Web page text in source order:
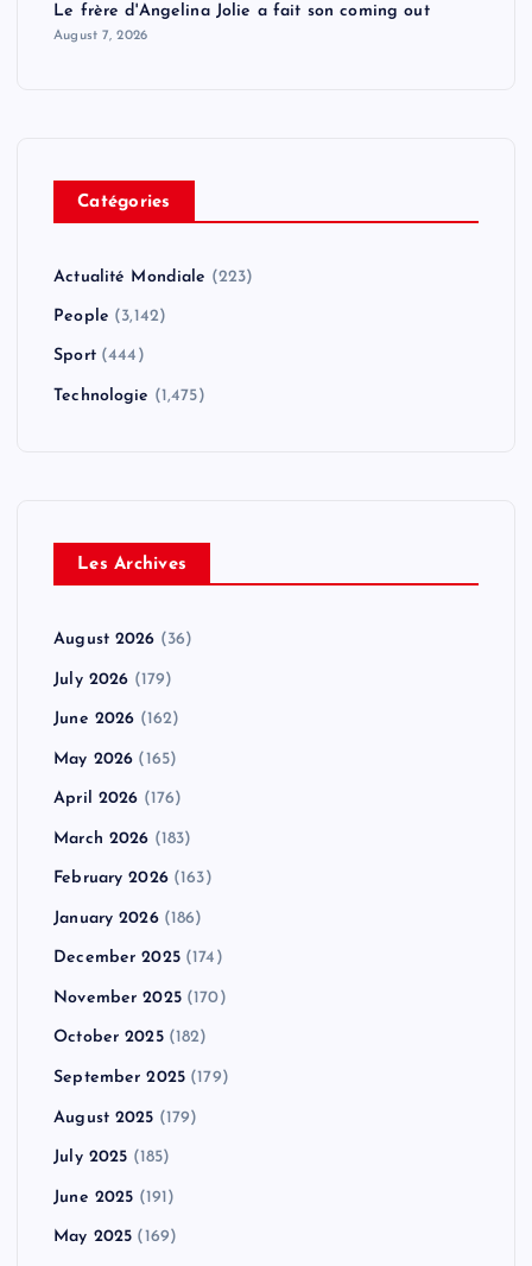
Le frère d'Angelina Jolie a fait son coming out
August 7, 2026
Catégories
Actualité Mondiale (223)
People (3,142)
Sport(444)
Technologie (1,475)
Les Archives
August 2026 (36)
July 2026 (179)
June 2026 (162)
May 2026 (165)
April 2026 (176)
March 2026 (183)
February 2026(163)
January 2026(186)
December 2025(174)
November 2025(170)
October 2025(182)
September 2025 (179)
August 2025 (179)
July 2025 (185)
June 2025 (191)
May 2025 (169)